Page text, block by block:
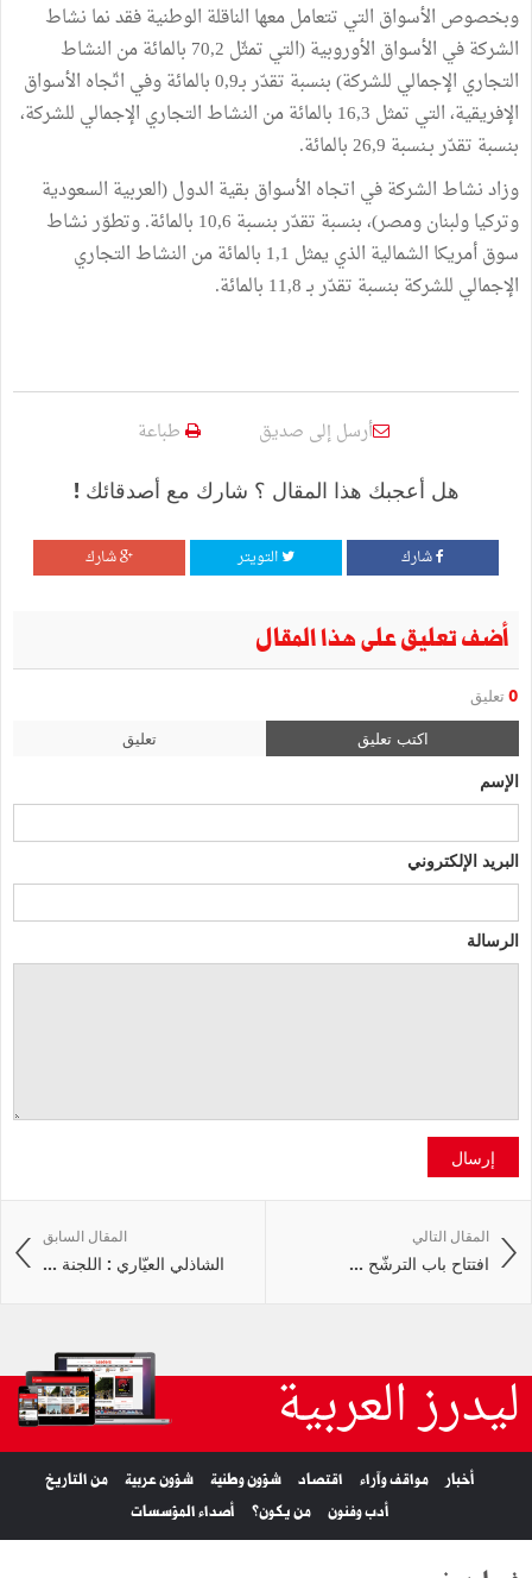
وبخصوص الأسواق التي تتعامل معها الناقلة الوطنية فقد نما نشاط
الشركة في الأسواق الأوروبية (التي تمثّل 70,2 بالمائة من النشاط
التجاري الإجمالي للشركة) بنسبة تقدّر بـ0,9 بالمائة وفي اتّجاه الأسواق
الإفريقية، التي تمثل 16,3 بالمائة من النشاط التجاري الإجمالي للشركة،
بنسبة تقدّر بـنسبة 26,9 بالمائة.
وزاد نشاط الشركة في اتجاه الأسواق بقية الدول (العربية السعودية
وتركيا ولبنان ومصر)، بنسبة تقدّر بنسبة 10,6 بالمائة. وتطوّر نشاط
سوق أمريكا الشمالية الذي يمثل 1,1 بالمائة من النشاط التجاري
الإجمالي للشركة بنسبة تقدّر بـ 11,8 بالمائة.
أرسل إلى صديق طباعة
هل أعجبك هذا المقال ؟ شارك مع أصدقائك !
شارك التويتر شارك
أضف تعليق على هذا المقال
0 تعليق
اكتب تعليق تعليق
الإسم
البريد الإلكتروني
الرسالة
إرسال
المقال السابق
الشاذلي العيّاري : اللجنة ...
المقال التالي
افتتاح باب الترشّح ...
ليدرز العربية
أخبار مواقف وآراء اقتصاد شؤون وطنية شؤون عربية
من التاريخ
أدب وفنون
من يكون؟ أصداء المؤسسات